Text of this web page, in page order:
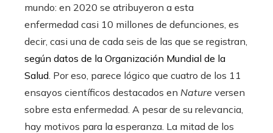
mundo: en 2020 se atribuyeron a esta
enfermedad casi 10 millones de defunciones, es
decir, casi una de cada seis de las que se registran,
según datos de la Organización Mundial de la
Salud . Por eso, parece lógico que cuatro de los 11
ensayos científicos destacados en Nature versen
sobre esta enfermedad. A pesar de su relevancia,
hay motivos para la esperanza. La mitad de los